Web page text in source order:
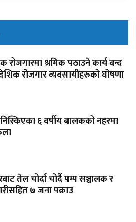
रोजगारमा श्रमिक पठाउने कार्य बन्द
रोजगार व्यवसायीहरुको घोषणा
६ वर्षीय बालकको नहरमा
तेल चोर्दा चोर्दै पम्प सञ्चालक र
७ जना पक्राउ